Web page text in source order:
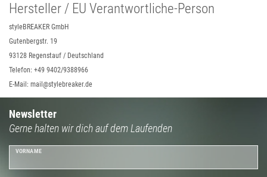
Hersteller / EU Verantwortliche-Person
styleBREAKER GmbH
Gutenbergstr. 19
93128 Regenstauf / Deutschland
Telefon: +49 9402/9388966
E-Mail: mail@stylebreaker.de
Newsletter
Gerne halten wir dich auf dem Laufenden
VORNAME